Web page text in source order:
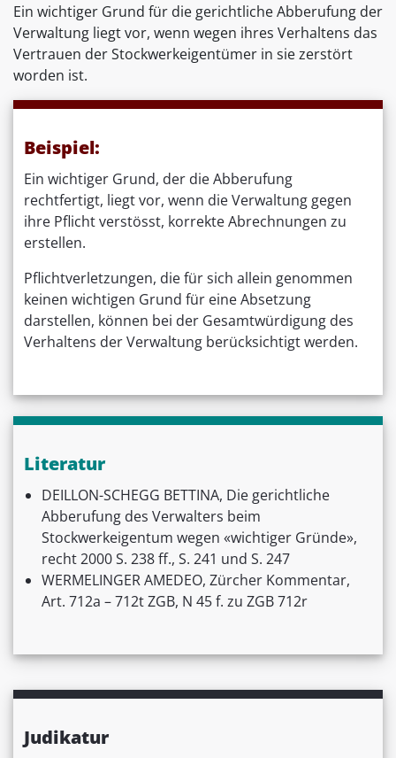
Ein wichtiger Grund für die gerichtliche Abberufung der
Verwaltung liegt vor, wenn wegen ihres Verhaltens das
Vertrauen der Stockwerkeigentümer in sie zerstört
worden ist.
Beispiel:
Ein wichtiger Grund, der die Abberufung
rechtfertigt, liegt vor, wenn die Verwaltung gegen
ihre Pflicht verstösst, korrekte Abrechnungen zu
erstellen.
Pflichtverletzungen, die für sich allein genommen
keinen wichtigen Grund für eine Absetzung
darstellen, können bei der Gesamtwürdigung des
Verhaltens der Verwaltung berücksichtigt werden.
Literatur
DEILLON-SCHEGG BETTINA, Die gerichtliche
Abberufung des Verwalters beim
Stockwerkeigentum wegen «wichtiger Gründe»,
recht 2000 S. 238 ff., S. 241 und S. 247
WERMELINGER AMEDEO, Zürcher Kommentar,
Art. 712a – 712t ZGB, N 45 f. zu ZGB 712r
Judikatur